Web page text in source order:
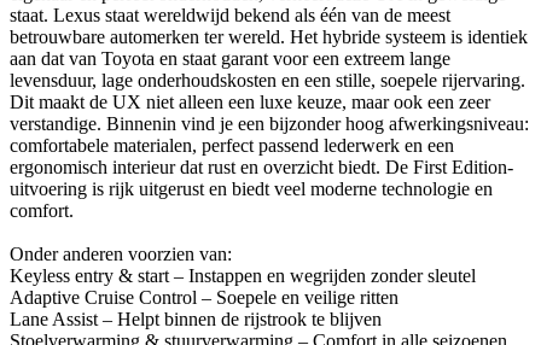
staat. Lexus staat wereldwijd bekend als één van de meest
betrouwbare automerken ter wereld. Het hybride systeem is identiek
aan dat van Toyota en staat garant voor een extreem lange
levensduur, lage onderhoudskosten en een stille, soepele rijervaring.
Dit maakt de UX niet alleen een luxe keuze, maar ook een zeer
verstandige. Binnenin vind je een bijzonder hoog afwerkingsniveau:
comfortabele materialen, perfect passend lederwerk en een
ergonomisch interieur dat rust en overzicht biedt. De First Edition-
uitvoering is rijk uitgerust en biedt veel moderne technologie en
comfort.
Onder anderen voorzien van:
Keyless entry & start – Instappen en wegrijden zonder sleutel
Adaptive Cruise Control – Soepele en veilige ritten
Lane Assist – Helpt binnen de rijstrook te blijven
Stoelverwarming & stuurverwarming – Comfort in alle seizoenen